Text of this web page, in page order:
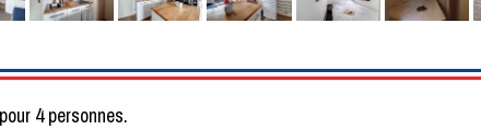
4 personnes.